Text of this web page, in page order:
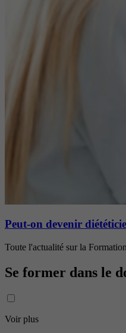
Peut-on devenir
Toute l'actualité sur la
Se former dans le
Voir plus